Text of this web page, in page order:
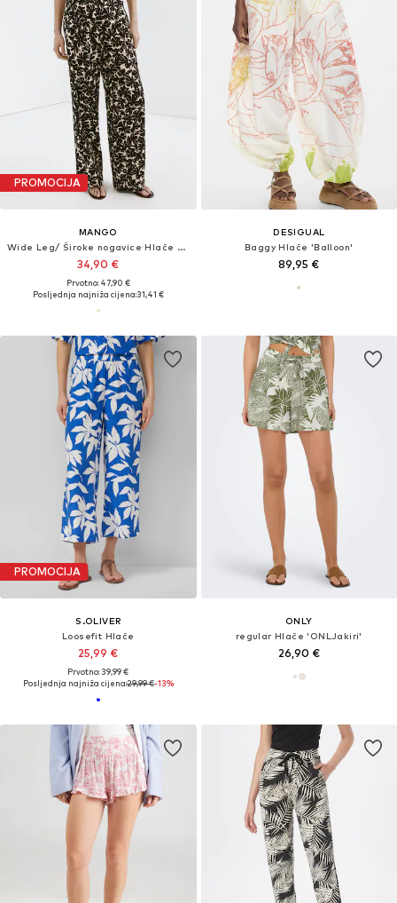
PROMOCIJA
MANGO
Wide Leg/ Široke nogavice Hlače s naborima 'Jamie'
34,90 €
Prvotno: 47,90 €
Posljednja najniža cijena:31,41 €
DESIGUAL
Baggy Hlače 'Balloon'
89,95 €
PROMOCIJA
S.OLIVER
Loosefit Hlače
25,99 €
Prvotno: 39,99 €
Posljednja najniža cijena:29,99 €-13%
ONLY
regular Hlače 'ONLJakiri'
26,90 €